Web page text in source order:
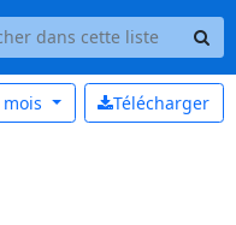
Télécharger
mois